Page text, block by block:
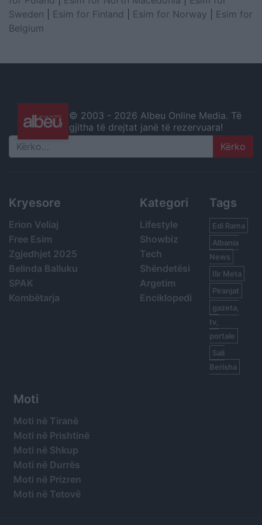
Sweden
Esim for Finland Esim for Norway
Esim for
Belgium
© 2003 - 2026 Albeu Online Media. Të
gjitha të drejtat janë të rezervuara!
Search
Kryesore
Erion Veliaj
Free Esim
Zgjedhjet 2025
Belinda Balluku
SPAK
Kombëtarja
Kategori
Lifestyle
Showbiz
Tech
Shëndetësi
Argetim
Enciklopedi
Tags
Edi Rama
Albania
News
Ilir Meta
Piranjat
gazeta,
tv,
portale
Sali
Berisha
Moti
Moti në Tiranë
Moti në Prishtinë
Moti në Shkup
Moti në Durrës
Moti në Prizren
Moti në Tetovë